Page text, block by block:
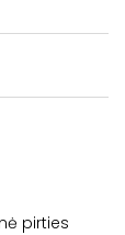
pirties